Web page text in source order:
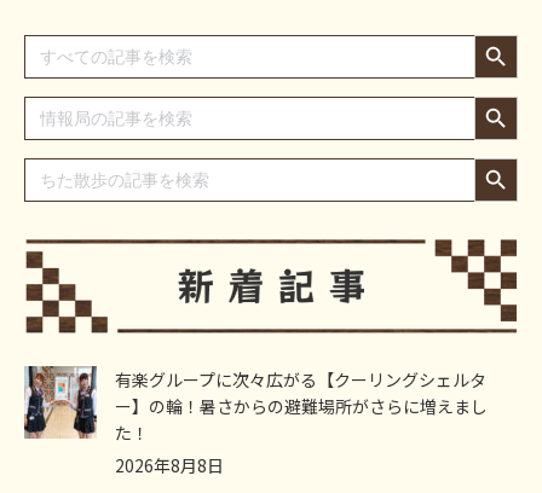
Search
for:
Search Button
Search
for:
Search Button
Search
for:
Search Button
有楽グループに次々広がる【クーリングシェルタ
ー】の輪！暑さからの避難場所がさらに増えまし
た！
2026年8月8日